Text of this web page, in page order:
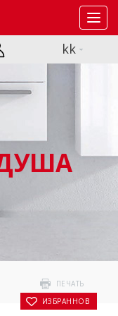
kk
ПЕЧАТЬ
В ИЗБРАННОЕ
АКСЕССУАРЫ:ОПОРЫ